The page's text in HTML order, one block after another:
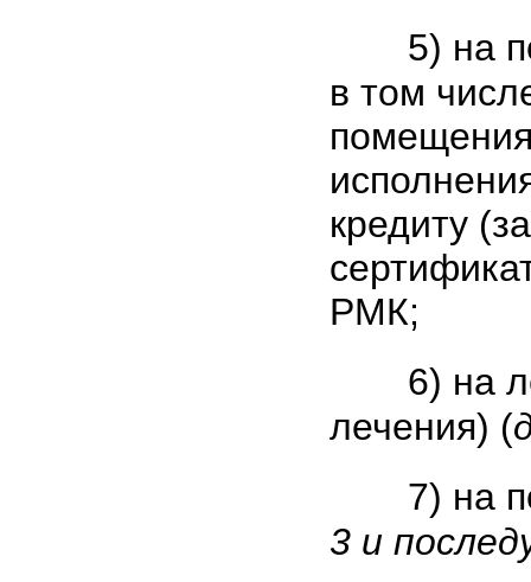
5) на
в том
кредиту
РМК;
6) на
лечения) (
7) на
3 и